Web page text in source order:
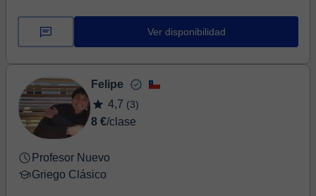
Ver disponibilidad
Felipe
4,7 (3)
8 €/clase
Profesor Nuevo
Griego Clásico